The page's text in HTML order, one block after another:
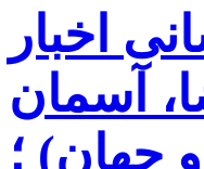
اخبار
آسمان
جهان) ؛